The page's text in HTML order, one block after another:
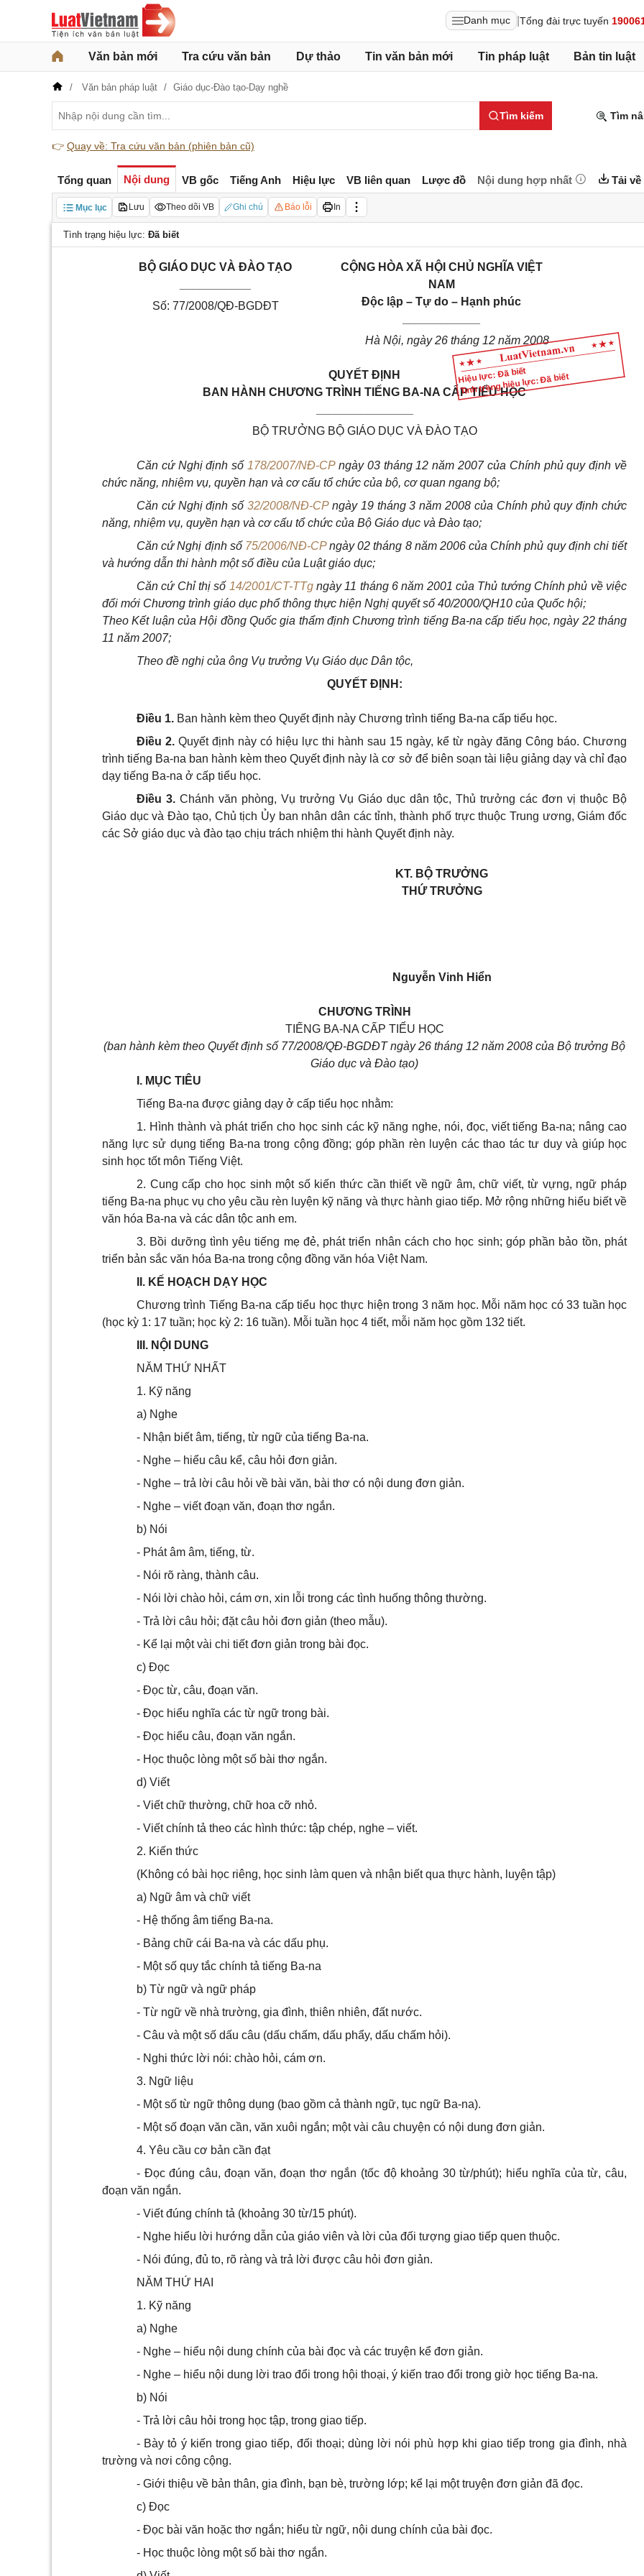
Danh mục Tổng đài trực tuyến
Văn bản mới Tra cứu văn bản Dự thảo Tin văn bản mới Tin pháp luật Bản tin luật
Văn bản pháp luật Giáo dục-Đào tạo-Dạy nghề
Tìm kiếm Tìm
👉 Quay về: Tra cứu văn bản (phiên bản cũ)
Tổng quan Nội dung VB gốc Tiếng Anh Hiệu lực VB liên quan Lược đồ Nội dung hợp nhất Tải về
Mục lục Lưu Theo dõi VB Ghi chú Báo lỗi In
Tình trạng hiệu lực: Đã biết
Hiệu lực: Đã biết
Tình trạng hiệu lực: Đã biết
BỘ GIÁO DỤC VÀ ĐÀO TẠO
Số: 77/2008/QĐ-BGDĐT
CỘNG HÒA XÃ HỘI CHỦ NGHĨA VIỆT
NAM
Độc lập – Tự do – Hạnh phúc
Hà Nội, ngày 26 tháng 12 năm 2008
QUYẾT ĐỊNH
BAN HÀNH CHƯƠNG TRÌNH TIẾNG BA-NA CẤP TIỂU HỌC
BỘ TRƯỞNG BỘ GIÁO DỤC VÀ ĐÀO TẠO
Căn cứ Nghị định số 178/2007/NĐ-CPngày 03 tháng 12 năm 2007 của Chính phủ quy định về
chức năng, nhiệm vụ, quyền hạn và cơ cấu tổ chức của bộ, cơ quan ngang bộ;
Căn cứ Nghị định số32/2008/NĐ-CPngày 19 tháng 3 năm 2008 của Chính phủ quy định chức
năng, nhiệm vụ, quyền hạn và cơ cấu tổ chức của Bộ Giáo dục và Đào tạo;
Căn cứ Nghị định số 75/2006/NĐ-CPngày 02 tháng 8 năm 2006 của Chính phủ quy định chi tiết
và hướng dẫn thi hành một số điều của Luật giáo dục;
Căn cứ Chỉ thị số 14/2001/CT-TTgngày 11 tháng 6 năm 2001 của Thủ tướng Chính phủ về việc
đổi mới Chương trình giáo dục phổ thông thực hiện Nghị quyết số 40/2000/QH10 của Quốc hội;
Theo Kết luận của Hội đồng Quốc gia thẩm định Chương trình tiếng Ba-na cấp tiểu học, ngày 22 tháng
11 năm 2007;
Theo đề nghị của ông Vụ trưởng Vụ Giáo dục Dân tộc,
QUYẾT ĐỊNH:
Điều 1. Ban hành kèm theo Quyết định này Chương trình tiếng Ba-na cấp tiểu học.
Điều 2. Quyết định này có hiệu lực thi hành sau 15 ngày, kể từ ngày đăng Công báo. Chương
trình tiếng Ba-na ban hành kèm theo Quyết định này là cơ sở để biên soạn tài liệu giảng dạy và chỉ đạo
dạy tiếng Ba-na ở cấp tiểu học.
Điều 3. Chánh văn phòng, Vụ trưởng Vụ Giáo dục dân tộc, Thủ trưởng các đơn vị thuộc Bộ
Giáo dục và Đào tạo, Chủ tịch Ủy ban nhân dân các tỉnh, thành phố trực thuộc Trung ương, Giám đốc
các Sở giáo dục và đào tạo chịu trách nhiệm thi hành Quyết định này.
KT. BỘ TRƯỞNG
THỨ TRƯỞNG
Nguyễn Vinh Hiển
CHƯƠNG TRÌNH
TIẾNG BA-NA CẤP TIỂU HỌC
(ban hành kèm theo Quyết định số 77/2008/QĐ-BGDĐT ngày 26 tháng 12 năm 2008 của Bộ trưởng Bộ
Giáo dục và Đào tạo)
I. MỤC TIÊU
Tiếng Ba-na được giảng dạy ở cấp tiểu học nhằm:
1. Hình thành và phát triển cho học sinh các kỹ năng nghe, nói, đọc, viết tiếng Ba-na; nâng cao
năng lực sử dụng tiếng Ba-na trong cộng đồng; góp phần rèn luyện các thao tác tư duy và giúp học
sinh học tốt môn Tiếng Việt.
2. Cung cấp cho học sinh một số kiến thức cần thiết về ngữ âm, chữ viết, từ vựng, ngữ pháp
tiếng Ba-na phục vụ cho yêu cầu rèn luyện kỹ năng và thực hành giao tiếp. Mở rộng những hiểu biết về
văn hóa Ba-na và các dân tộc anh em.
3. Bồi dưỡng tình yêu tiếng mẹ đẻ, phát triển nhân cách cho học sinh; góp phần bảo tồn, phát
triển bản sắc văn hóa Ba-na trong cộng đồng văn hóa Việt Nam.
II. KẾ HOẠCH DẠY HỌC
Chương trình Tiếng Ba-na cấp tiểu học thực hiện trong 3 năm học. Mỗi năm học có 33 tuần học
(học kỳ 1: 17 tuần; học kỳ 2: 16 tuần). Mỗi tuần học 4 tiết, mỗi năm học gồm 132 tiết.
III. NỘI DUNG
NĂM THỨ NHẤT
1. Kỹ năng
a) Nghe
- Nhận biết âm, tiếng, từ ngữ của tiếng Ba-na.
- Nghe – hiểu câu kể, câu hỏi đơn giản.
- Nghe – trả lời câu hỏi về bài văn, bài thơ có nội dung đơn giản.
- Nghe – viết đoạn văn, đoạn thơ ngắn.
b) Nói
- Phát âm âm, tiếng, từ.
- Nói rõ ràng, thành câu.
- Nói lời chào hỏi, cám ơn, xin lỗi trong các tình huống thông thường.
- Trả lời câu hỏi; đặt câu hỏi đơn giản (theo mẫu).
- Kể lại một vài chi tiết đơn giản trong bài đọc.
c) Đọc
- Đọc từ, câu, đoạn văn.
- Đọc hiểu nghĩa các từ ngữ trong bài.
- Đọc hiểu câu, đoạn văn ngắn.
- Học thuộc lòng một số bài thơ ngắn.
d) Viết
- Viết chữ thường, chữ hoa cỡ nhỏ.
- Viết chính tả theo các hình thức: tập chép, nghe – viết.
2. Kiến thức
(Không có bài học riêng, học sinh làm quen và nhận biết qua thực hành, luyện tập)
a) Ngữ âm và chữ viết
- Hệ thống âm tiếng Ba-na.
- Bảng chữ cái Ba-na và các dấu phụ.
- Một số quy tắc chính tả tiếng Ba-na
b) Từ ngữ và ngữ pháp
- Từ ngữ về nhà trường, gia đình, thiên nhiên, đất nước.
- Câu và một số dấu câu (dấu chấm, dấu phẩy, dấu chấm hỏi).
- Nghi thức lời nói: chào hỏi, cám ơn.
3. Ngữ liệu
- Một số từ ngữ thông dụng (bao gồm cả thành ngữ, tục ngữ Ba-na).
- Một số đoạn văn cần, văn xuôi ngắn; một vài câu chuyện có nội dung đơn giản.
4. Yêu cầu cơ bản cần đạt
- Đọc đúng câu, đoạn văn, đoạn thơ ngắn (tốc độ khoảng 30 từ/phút); hiểu nghĩa của từ, câu,
đoạn văn ngắn.
- Viết đúng chính tả (khoảng 30 từ/15 phút).
- Nghe hiểu lời hướng dẫn của giáo viên và lời của đối tượng giao tiếp quen thuộc.
- Nói đúng, đủ to, rõ ràng và trả lời được câu hỏi đơn giản.
NĂM THỨ HAI
1. Kỹ năng
a) Nghe
- Nghe – hiểu nội dung chính của bài đọc và các truyện kể đơn giản.
- Nghe – hiểu nội dung lời trao đổi trong hội thoại, ý kiến trao đổi trong giờ học tiếng Ba-na.
b) Nói
- Trả lời câu hỏi trong học tập, trong giao tiếp.
- Bày tỏ ý kiến trong giao tiếp, đối thoại; dùng lời nói phù hợp khi giao tiếp trong gia đình, nhà
trường và nơi công cộng.
- Giới thiệu về bản thân, gia đình, bạn bè, trường lớp; kể lại một truyện đơn giản đã đọc.
c) Đọc
- Đọc bài văn hoặc thơ ngắn; hiểu từ ngữ, nội dung chính của bài đọc.
- Học thuộc lòng một số bài thơ ngắn.